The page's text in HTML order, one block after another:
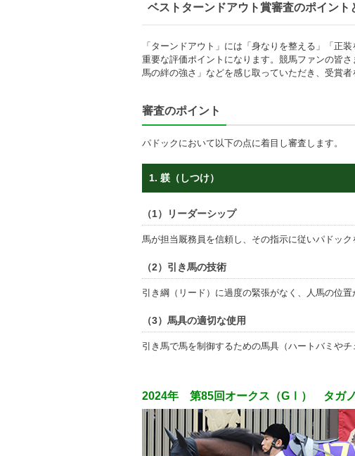
ベストターンドアウト賞審査のポイント
「ターンドアウト」には「身なりを整える」「正
重要な評価ポイントになります。競馬ファンの皆
馬の絆の強さ」などを感じ取っていただき、受賞
審査のポイント
パドックにおいて以下の点に着目し審査します。
1. 躾（しつけ）
（1）リーダーシップ
馬が担当厩務員を信頼し、その指示に従いパドック
（2）引き馬の技術
引き綱（リード）に過度の緊張がなく、人馬の位置
（3）馬具の適切な使用
引き馬で馬を制御するための馬具（ハートバミや
2024年 第85回オークス（GⅠ） タガ